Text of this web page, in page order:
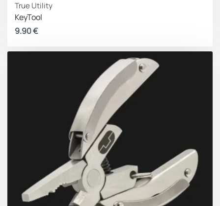
True Utility
KeyTool
9.90€